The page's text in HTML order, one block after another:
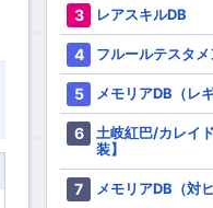
レアスキルDB
フルールテスタメ
メモリアDB（レ
土岐紅巴/カレイ
装】
メモリアDB（対